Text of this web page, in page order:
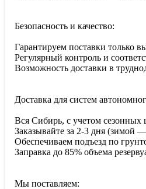
Безопасность и качество:
Гарантируем поставки только
Регулярный контроль и
Возможность доставки в
Доставка для систем
Вся Сибирь, с учетом сезонных
Заказывайте за 2-3 дня (зимой
Обеспечиваем подъезд по
Заправка до 85% объема
Мы поставляем: